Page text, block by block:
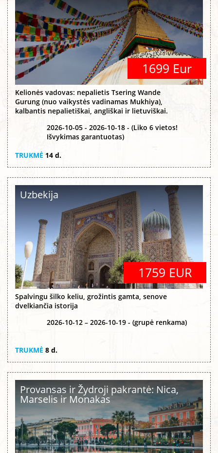
1699 Eur
Kelionės vadovas: nepalietis Tsering Wande
Gurung (nuo vaikystės vadinamas Mukhiya),
kalbantis nepalietiškai, angliškai ir lietuviškai.
2026-10-05 - 2026-10-18 - (Liko 6 vietos!
Išvykimas garantuotas)
TRUKMĖ 14 d.
Uzbekija
1759 EUR
Spalvingu šilko keliu, grožintis gamta, senove
dvelkiančia istorija
2026-10-12 – 2026-10-19 - (grupė renkama)
TRUKMĖ 8 d.
Provansas ir Žydroji pakrantė: Nica,
Marselis ir Monakas